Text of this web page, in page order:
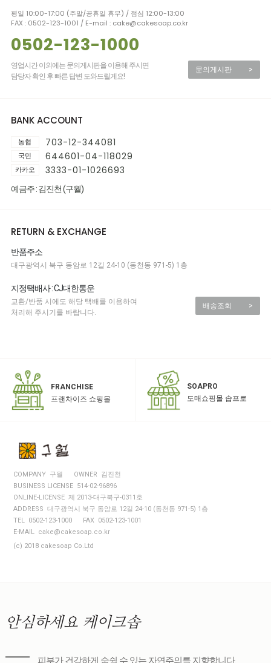
평일 10:00-17:00 (주말/공휴일 휴무) / 점심 12:00-13:00
FAX : 0502-123-1001 / E-mail : cake@cakesoap.co.kr
0502-123-1000
영업시간 이외에는 문의게시판을 이용해 주시면
담당자 확인 후 빠른 답변 도와드릴게요!
문의게시판 >
BANK ACCOUNT
농협 703-12-344081
국민 644601-04-118029
카카오 3333-01-1026693
예금주 : 김진천 (구월)
RETURN & EXCHANGE
반품주소
대구광역시 북구 동암로 12길 24-10 (동천동 971-5) 1층
지정택배사 : CJ대한통운
교환/반품 시에도 해당 택배를 이용하여
처리해 주시기를 바랍니다.
배송조회 >
FRANCHISE
프랜차이즈 쇼핑몰
SOAPRO
도매쇼핑몰 솝프로
COMPANY 구월
OWNER 김진천
BUSINESS LICENSE 514-02-96896
ONLINE-LICENSE 제 2013-대구북구-0311호
ADDRESS 대구광역시 북구 동암로 12길 24-10 (동천동 971-5) 1층
TEL 0502-123-1000
FAX 0502-123-1001
E-MAIL cake@cakesoap.co.kr
(c) 2018 cakesoap Co.Ltd
안심하세요 케이크솝
피부가 건강하게 숨쉴 수 있는 자연주의를 지향합니다.